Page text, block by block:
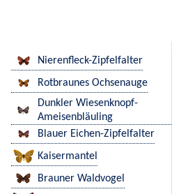
Nierenfleck-Zipfelfalter
Rotbraunes Ochsenauge
Dunkler Wiesenknopf-
Ameisenbläuling
Blauer Eichen-Zipfelfalter
Kaisermantel
Brauner Waldvogel